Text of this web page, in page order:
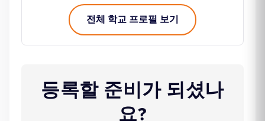
전체 학교 프로필 보기
등록할 준비가 되셨나
요?